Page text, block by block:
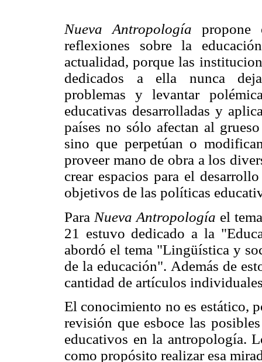
Nueva Antropología propone
reflexiones
sobre la
actualidad, porque las
dedicados a ella nunca
problemas y levantar
educativas desarrolladas y
países no sólo afectan al
sino que perpetúan o
proveer mano de obra a los
crear espacios para el
objetivos de las políticas
Para Nueva Antropología el
21 estuvo dedicado a la
abordó el tema "Lingüística y
de la educación". Además de
cantidad de artículos
El conocimiento no es estático,
revisión que esboce las
educativos en la antropología.
como propósito realizar esa